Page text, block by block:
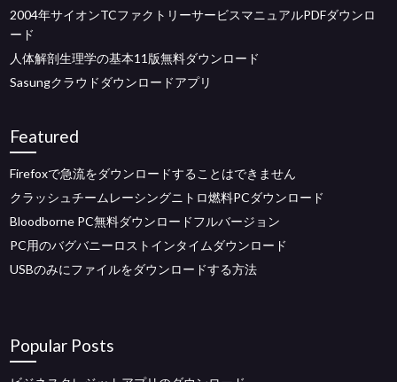
2004年サイオンTCファクトリーサービスマニュアルPDFダウンロ
ード
人体解剖生理学の基本11版無料ダウンロード
Sasungクラウドダウンロードアプリ
Featured
Firefoxで急流をダウンロードすることはできません
クラッシュチームレーシングニトロ燃料PCダウンロード
Bloodborne PC無料ダウンロードフルバージョン
PC用のバグバニーロストインタイムダウンロード
USBのみにファイルをダウンロードする方法
Popular Posts